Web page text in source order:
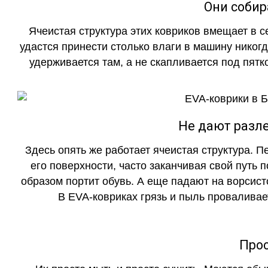
Они
Ячеистая структура этих ковриков вмещает в
удастся принести столько влаги в машину
удерживается там, а не скапливается под
Не дают
Здесь опять же работает ячеистая структура.
его поверхности, часто заканчивая свой
образом портит обувь. А еще падают на
В EVA-ковриках грязь и пыль